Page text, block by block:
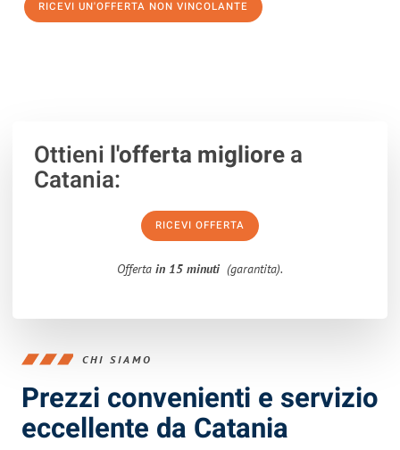
RICEVI UN'OFFERTA NON VINCOLANTE
Ottieni l'offerta migliorea
Catania:
RICEVI OFFERTA
Offerta in 15 minuti (garantita).
CHI SIAMO
Prezzi convenienti e servizio
eccellente da Catania